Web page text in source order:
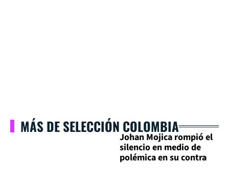
MÁS DE SELECCIÓN COLOMBIA
Johan Mojica rompió el
silencio en medio de
polémica en su contra